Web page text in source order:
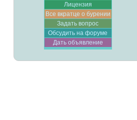
Лицензия
Все вкратце о бурении
Задать вопрос
Обсудить на форуме
Дать объявление